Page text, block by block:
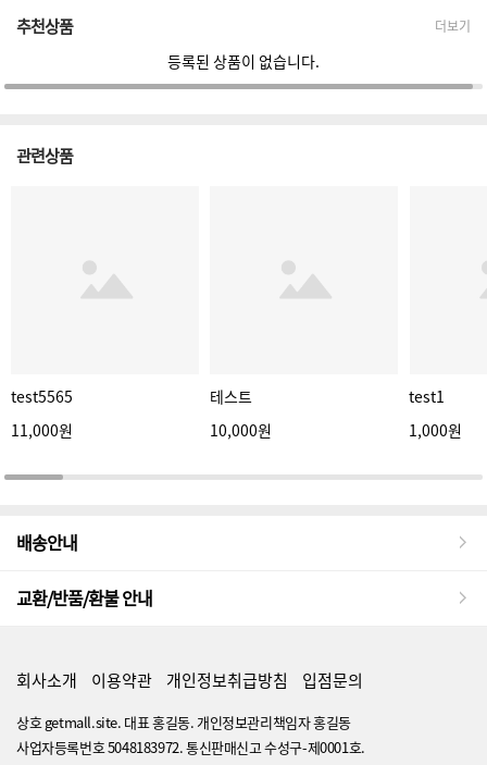
추천상품 더보기
등록된 상품이 없습니다.
관련상품
test5565
11,000원
테스트
10,000원
test1
1,000원
배송안내
교환/반품/환불 안내
회사소개 이용약관 개인정보취급방침 입점문의
상호 getmall.site. 대표 홍길동. 개인정보관리책임자 홍길동
사업자등록번호 5048183972. 통신판매신고 수성구-제0001호.